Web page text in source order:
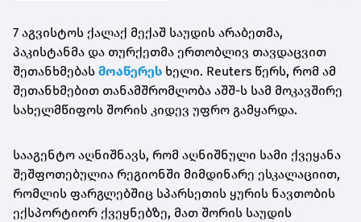
7 აგვისტოს ქალაქ მექაშ საუდის არაბეთმა,
პაკისტანმა და თურქეთმა ერთობლივ თავდაცვით
შეთანხმებას მოაწერეს ხელი. Reuters წერს, რომ ამ
შეთანხმებით თანამშრომლობა აშშ-ს სამ მოკავშირე
სახელმწიფოს შორის კიდევ უფრო გამყარდა.
სააგენტო აღნიშნავს, რომ აღნიშნული სამი ქვეყანა
შეშფოთებულია რეგიონში მიმდინარე ესკალაციით,
რომლის ფარგლებშიც სპარსეთის ყურის ნავთობის
ექსპორტიორ ქვეყნებზე, მათ შორის საუდის